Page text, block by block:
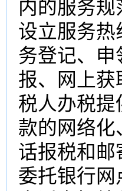
内的服务
设立服务
务登记、
报、网上
税人办税
款的网络
话报税和
委托银行